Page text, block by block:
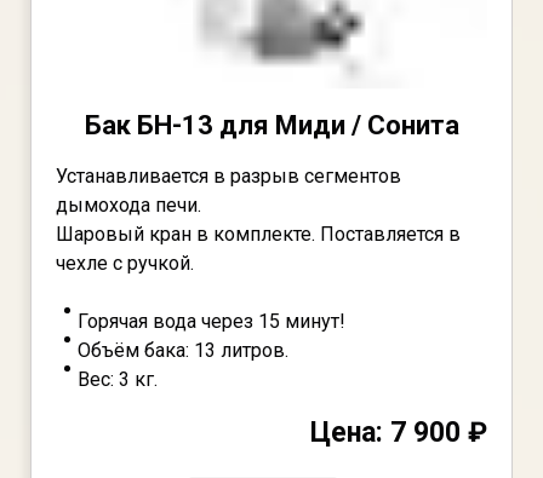
Бак БН-13 для Миди / Сонита
Устанавливается в разрыв сегментов
дымохода печи.
Шаровый кран в комплекте. Поставляется в
чехле с ручкой.
Горячая вода через 15 минут!
Объём бака: 13 литров.
Вес: 3 кг.
Цена: 7 900 ₽